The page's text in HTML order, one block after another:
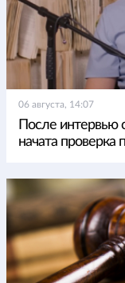
06 августа, 14:07
После интервью
начата проверка